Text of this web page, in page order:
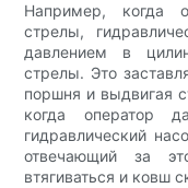
Например, когда
стрелы,
давлением в
стрелы. Это
поршня и выдвигая
когда оператор
гидравлический
отвечающий за
втягиваться и ковш